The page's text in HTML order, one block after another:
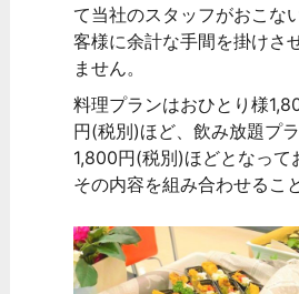
て当社のスタッフがおこな
客様に余計な手間を掛けさ
ません。
料理プランはおひとり様
円(税別)ほど、飲み放題プ
1,800円(税別)ほどとなって
その内容を組み合わせるこ